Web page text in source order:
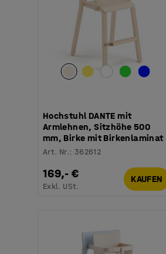
Hochstuhl DANTE mit
Armlehnen, Sitzhöhe 500
mm, Birke mit Birkenlaminat
Art. Nr.: 362612
169,- €
Exkl. USt.
KAUFEN